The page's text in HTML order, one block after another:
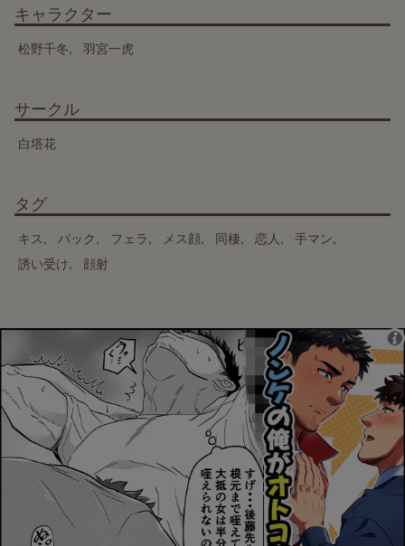
キャラクター
松野千冬 羽宮一虎
サークル
白塔花
タグ
キス バック フェラ メス顔 同棲 恋人
手マン
誘い受け
顔射